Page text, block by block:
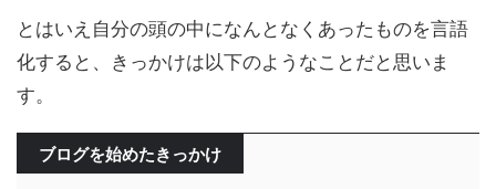
とはいえ自分の頭の中になんとなくあったものを言語
化すると、きっかけは以下のようなことだと思いま
す。
ブログを始めたきっかけ